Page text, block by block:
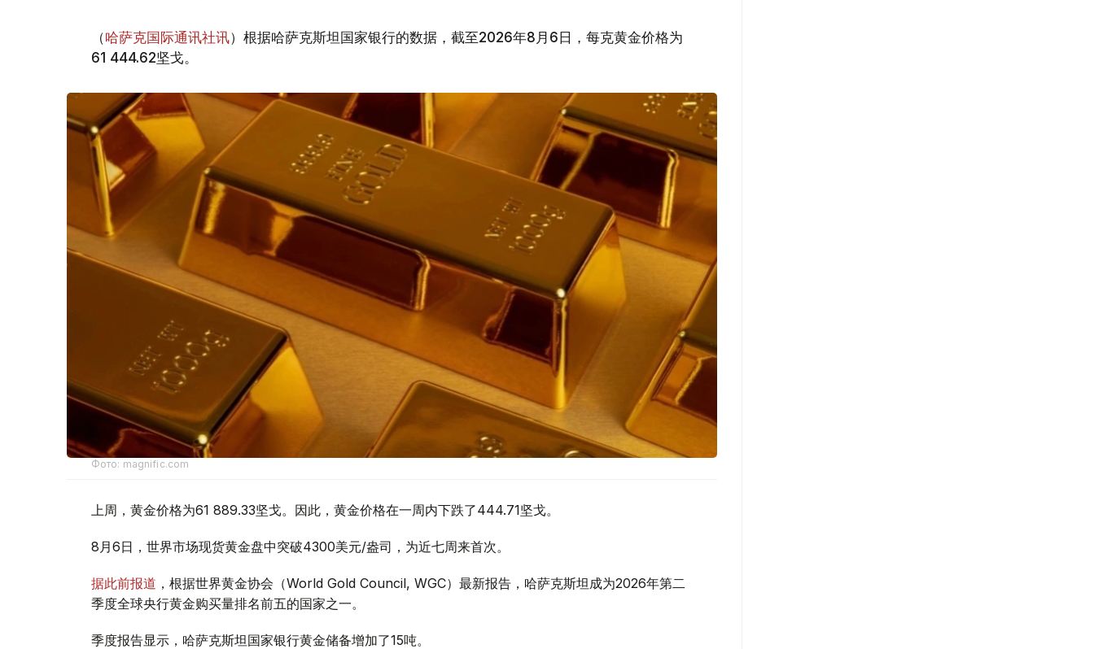
（哈萨克国际通讯社讯）根据哈萨克斯坦国家银行的数据，截至2026年8月6日，每克黄金价格为
61 444.62坚戈。
Фото: magnific.com
上周，黄金价格为61 889.33坚戈。因此，黄金价格在一周内下跌了444.71坚戈。
8月6日，世界市场现货黄金盘中突破4300美元/盎司，为近七周来首次。
据此前报道 ，根据世界黄金协会（World Gold Council, WGC）最新报告，哈萨克斯坦成为2026年第二
季度全球央行黄金购买量排名前五的国家之一。
季度报告显示，哈萨克斯坦国家银行黄金储备增加了15吨。